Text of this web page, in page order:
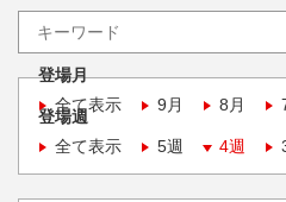
登場月
全て表示
9月 8月
登場週
全て表示
5週 4週